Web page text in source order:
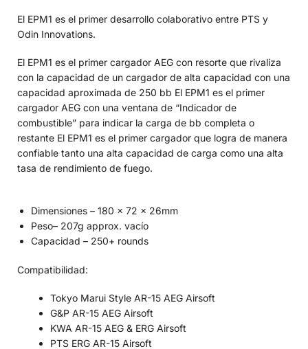
El EPM1 es el primer desarrollo colaborativo entre PTS y
Odin Innovations.
El EPM1 es el primer cargador AEG con resorte que rivaliza
con la capacidad de un cargador de alta capacidad con una
capacidad aproximada de 250 bb El EPM1 es el primer
cargador AEG con una ventana de “Indicador de
combustible” para indicar la carga de bb completa o
restante El EPM1 es el primer cargador que logra de manera
confiable tanto una alta capacidad de carga como una alta
tasa de rendimiento de fuego.
Dimensiones – 180 x 72 x 26mm
Peso– 207g approx. vacío
Capacidad – 250+ rounds
Compatibilidad:
Tokyo Marui Style AR-15 AEG Airsoft
G&P AR-15 AEG Airsoft
KWA AR-15 AEG & ERG Airsoft
PTS ERG AR-15 Airsoft